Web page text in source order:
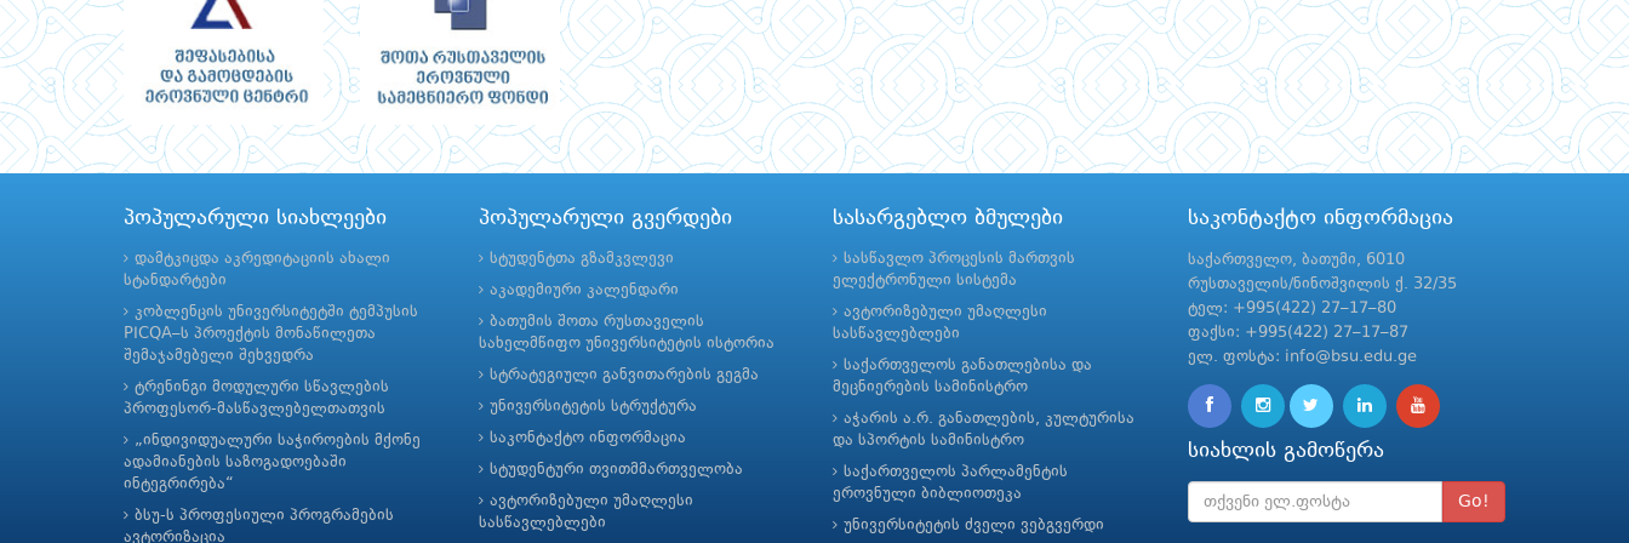
პოპულარული სიახლეები
დამტკიცდა აკრედიტაციის ახალი
სტანდარტები
კობლენცის უნივერსიტეტში ტემპუსის
PICQA–ს პროექტის მონაწილეთა
შემაჯამებელი შეხვედრა
ტრენინგი მოდულური სწავლების
პროფესორ-მასწავლებელთათვის
„ინდივიდუალური საჭიროების მქონე
ადამიანების საზოგადოებაში
ინტეგრირება“
ბსუ-ს პროფესიული პროგრამების
ავტორიზაცია
პოპულარული გვერდები
სტუდენტთა გზამკვლევი
აკადემიური კალენდარი
ბათუმის შოთა რუსთაველის
სახელმწიფო უნივერსიტეტის ისტორია
სტრატეგიული განვითარების გეგმა
უნივერსიტეტის სტრუქტურა
საკონტაქტო ინფორმაცია
სტუდენტური თვითმმართველობა
ავტორიზებული უმაღლესი
სასწავლებლები
სასარგებლო ბმულები
სასწავლო პროცესის მართვის
ელექტრონული სისტემა
ავტორიზებული უმაღლესი
სასწავლებლები
საქართველოს განათლებისა და
მეცნიერების სამინისტრო
აჭარის ა.რ. განათლების, კულტურისა
და სპორტის სამინისტრო
საქართველოს პარლამენტის
ეროვნული ბიბლიოთეკა
უნივერსიტეტის ძველი ვებგვერდი
საკონტაქტო ინფორმაცია
საქართველო, ბათუმი, 6010
რუსთაველის/ნინოშვილის ქ. 32/35
ტელ: +995(422) 27–17–80
ფაქსი: +995(422) 27–17–87
ელ. ფოსტა: info@bsu.edu.ge
სიახლის გამოწერა
Go!